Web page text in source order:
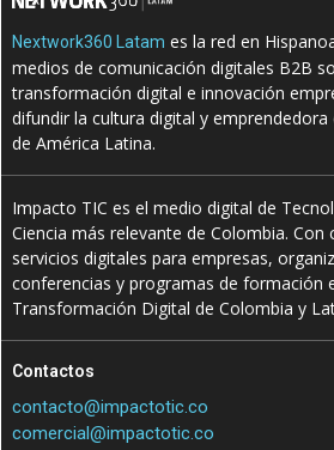
Nextwork360 Latam es la red en
medios de comunicación digitales B2B
transformación digital e innovación
difundir la cultura digital y emprendedora
de América Latina.
Impacto TIC es el medio digital de
Ciencia más relevante de Colombia.
servicios digitales para empresas,
conferencias y programas de formación
Transformación Digital de Colombia y
Contactos
contacto@impactotic.co
comercial@impactotic.co